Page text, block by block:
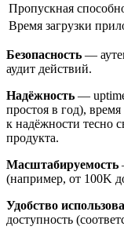
Пропускная
Время загрузки
Безопасность —
аудит действий.
Надёжность —
простоя в год),
к надёжности тесно
продукта.
Масштабируемость
(например, от 100K
Удобство
доступность